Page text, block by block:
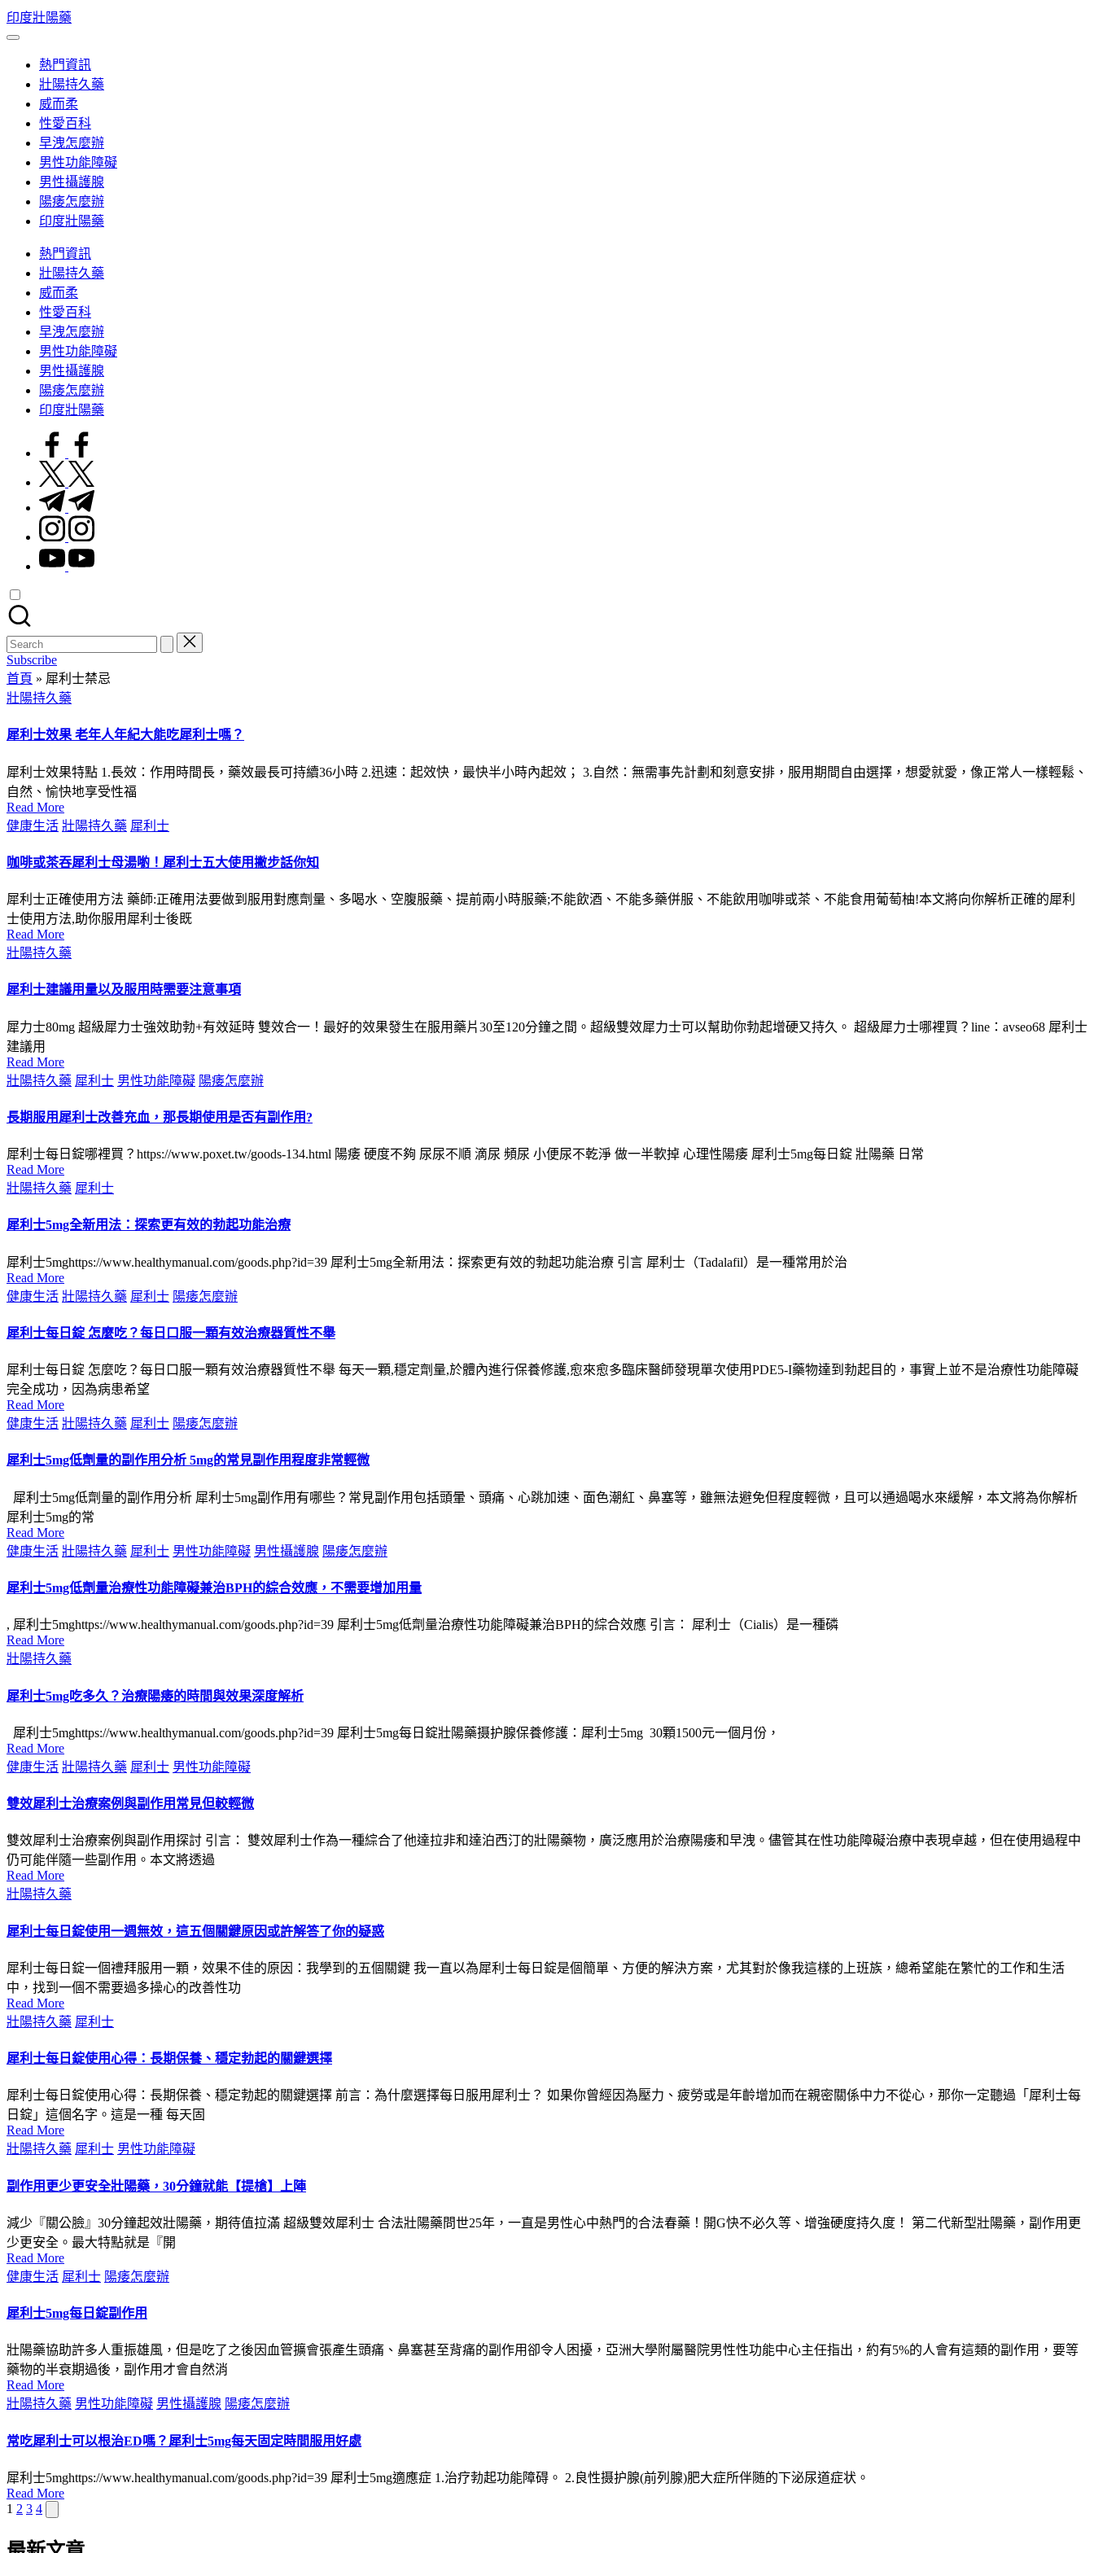
Skip
to
content
印度壯陽藥
熱門資訊
壯陽持久藥
威而柔
性愛百科
早洩怎麼辦
男性功能障礙
男性攝護腺
陽痿怎麼辦
印度壯陽藥
熱門資訊
壯陽持久藥
威而柔
性愛百科
早洩怎麼辦
男性功能障礙
男性攝護腺
陽痿怎麼辦
印度壯陽藥
facebook.com
twitter.com
t.me
instagram.com
youtube.com
Search
for:
Subscribe
首頁 » 犀利士禁忌
Posted
in
壯陽持久藥
犀利士效果 老年人年紀大能吃犀利士嗎？
犀利士效果特點 1.長效：作用時間長，藥效最長可持續36小時 2.迅速：起效快，最快半小時內起效； 3.自然：無需事先計劃和刻意安排，服用期間自由選擇，想愛就愛，像正常人一樣輕鬆、
自然、愉快地享受性福
Read More
Posted
in
健康生活 壯陽持久藥 犀利士
咖啡或茶吞犀利士母湯喲！犀利士五大使用撇步話你知
犀利士正確使用方法 藥師:正確用法要做到服用對應劑量、多喝水、空腹服藥、提前兩小時服藥;不能飲酒、不能多藥併服、不能飲用咖啡或茶、不能食用葡萄柚!本文將向你解析正確的犀利
士使用方法,助你服用犀利士後既
Read More
Posted
in
壯陽持久藥
犀利士建議用量以及服用時需要注意事項
犀力士80mg 超級犀力士強效助勃+有效延時 雙效合一！最好的效果發生在服用藥片30至120分鐘之間。超級雙效犀力士可以幫助你勃起增硬又持久。 超級犀力士哪裡買？line：avseo68 犀利士
建議用
Read More
Posted
in
壯陽持久藥 犀利士 男性功能障礙 陽痿怎麼辦
長期服用犀利士改善充血，那長期使用是否有副作用?
犀利士每日錠哪裡買？https://www.poxet.tw/goods-134.html 陽痿 硬度不夠 尿尿不順 滴尿 頻尿 小便尿不乾淨 做一半軟掉 心理性陽痿 犀利士5mg每日錠 壯陽藥 日常
Read More
Posted
in
壯陽持久藥 犀利士
犀利士5mg全新用法：探索更有效的勃起功能治療
犀利士5mghttps://www.healthymanual.com/goods.php?id=39 犀利士5mg全新用法：探索更有效的勃起功能治療 引言 犀利士（Tadalafil）是一種常用於治
Read More
Posted
in
健康生活 壯陽持久藥 犀利士 陽痿怎麼辦
犀利士每日錠 怎麼吃？每日口服一顆有效治療器質性不舉
犀利士每日錠 怎麼吃？每日口服一顆有效治療器質性不舉 每天一顆,穩定劑量,於體內進行保養修護,愈來愈多臨床醫師發現單次使用PDE5-I藥物達到勃起目的，事實上並不是治療性功能障礙
完全成功，因為病患希望
Read More
Posted
in
健康生活 壯陽持久藥 犀利士 陽痿怎麼辦
犀利士5mg低劑量的副作用分析 5mg的常見副作用程度非常輕微
犀利士5mg低劑量的副作用分析 犀利士5mg副作用有哪些？常見副作用包括頭暈、頭痛、心跳加速、面色潮紅、鼻塞等，雖無法避免但程度輕微，且可以通過喝水來緩解，本文將為你解析
犀利士5mg的常
Read More
Posted
in
健康生活 壯陽持久藥 犀利士 男性功能障礙 男性攝護腺 陽痿怎麼辦
犀利士5mg低劑量治療性功能障礙兼治BPH的綜合效應，不需要增加用量
, 犀利士5mghttps://www.healthymanual.com/goods.php?id=39 犀利士5mg低劑量治療性功能障礙兼治BPH的綜合效應 引言： 犀利士（Cialis）是一種磷
Read More
Posted
in
壯陽持久藥
犀利士5mg吃多久？治療陽痿的時間與效果深度解析
犀利士5mghttps://www.healthymanual.com/goods.php?id=39 犀利士5mg每日錠壯陽藥摄护腺保養修護：犀利士5mg 30顆1500元一個月份，
Read More
Posted
in
健康生活 壯陽持久藥 犀利士 男性功能障礙
雙效犀利士治療案例與副作用常見但較輕微
雙效犀利士治療案例與副作用探討 引言： 雙效犀利士作為一種綜合了他達拉非和達泊西汀的壯陽藥物，廣泛應用於治療陽痿和早洩。儘管其在性功能障礙治療中表現卓越，但在使用過程中
仍可能伴隨一些副作用。本文將透過
Read More
Posted
in
壯陽持久藥
犀利士每日錠使用一週無效，這五個關鍵原因或許解答了你的疑惑
犀利士每日錠一個禮拜服用一顆，效果不佳的原因：我學到的五個關鍵 我一直以為犀利士每日錠是個簡單、方便的解決方案，尤其對於像我這樣的上班族，總希望能在繁忙的工作和生活
中，找到一個不需要過多操心的改善性功
Read More
Posted
in
壯陽持久藥 犀利士
犀利士每日錠使用心得：長期保養、穩定勃起的關鍵選擇
犀利士每日錠使用心得：長期保養、穩定勃起的關鍵選擇 前言：為什麼選擇每日服用犀利士？ 如果你曾經因為壓力、疲勞或是年齡增加而在親密關係中力不從心，那你一定聽過「犀利士每
日錠」這個名字。這是一種 每天固
Read More
Posted
in
壯陽持久藥 犀利士 男性功能障礙
副作用更少更安全壯陽藥，30分鐘就能【提槍】上陣
減少『關公臉』30分鐘起效壯陽藥，期待值拉滿 超級雙效犀利士 合法壯陽藥問世25年，一直是男性心中熱門的合法春藥！開G快不必久等、增強硬度持久度！ 第二代新型壯陽藥，副作用更
少更安全。最大特點就是『開
Read More
Posted
in
健康生活 犀利士 陽痿怎麼辦
犀利士5mg每日錠副作用
壯陽藥協助許多人重振雄風，但是吃了之後因血管擴會張產生頭痛、鼻塞甚至背痛的副作用卻令人困擾，亞洲大學附屬醫院男性性功能中心主任指出，約有5%的人會有這類的副作用，要等
藥物的半衰期過後，副作用才會自然消
Read More
Posted
in
壯陽持久藥 男性功能障礙 男性攝護腺 陽痿怎麼辦
常吃犀利士可以根治ED嗎？犀利士5mg每天固定時間服用好處
犀利士5mghttps://www.healthymanual.com/goods.php?id=39 犀利士5mg適應症 1.治疗勃起功能障碍。 2.良性摄护腺(前列腺)肥大症所伴随的下泌尿道症状。
Read More
文
章
1 2 3 4 Next
page